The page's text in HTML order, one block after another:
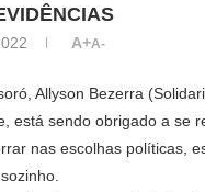
A+A-
Allyson Bezerra
está sendo obrigado a se
nas escolhas políticas,